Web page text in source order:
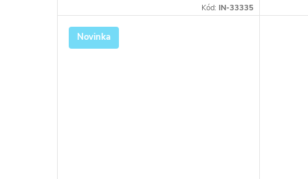
Kód:IN-33335
Novinka